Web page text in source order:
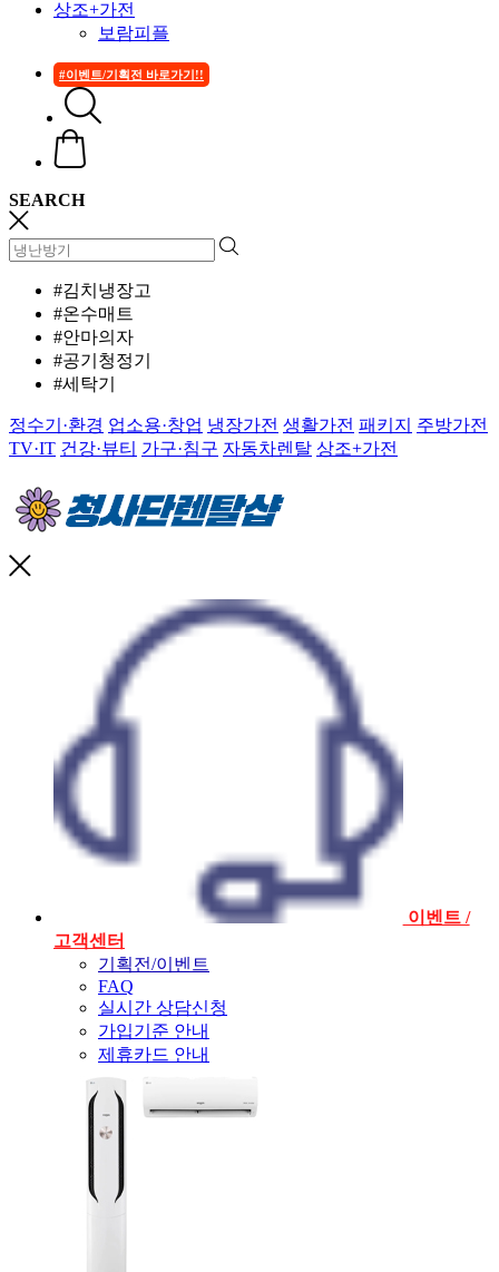
상조+가전
보람피플
#이벤트/기획전 바로가기!!
SEARCH
#김치냉장고
#온수매트
#안마의자
#공기청정기
#세탁기
정수기·환경 업소용·창업 냉장가전 생활가전 패키지
주방가전
TV·IT 건강·뷰티 가구·침구 자동차렌탈 상조+가전
이벤트 /
고객센터
기획전/이벤트
FAQ
실시간 상담신청
가입기준 안내
제휴카드 안내